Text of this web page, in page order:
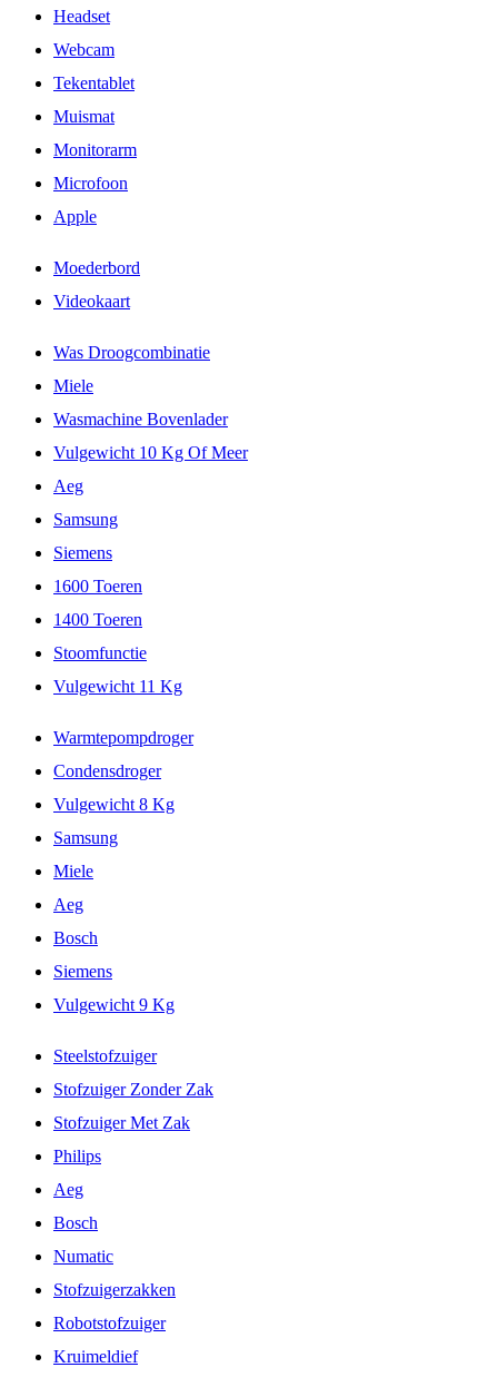
Headset
Webcam
Tekentablet
Muismat
Monitorarm
Microfoon
Apple
Moederbord
Videokaart
Was Droogcombinatie
Miele
Wasmachine Bovenlader
Vulgewicht 10 Kg Of Meer
Aeg
Samsung
Siemens
1600 Toeren
1400 Toeren
Stoomfunctie
Vulgewicht 11 Kg
Warmtepompdroger
Condensdroger
Vulgewicht 8 Kg
Samsung
Miele
Aeg
Bosch
Siemens
Vulgewicht 9 Kg
Steelstofzuiger
Stofzuiger Zonder Zak
Stofzuiger Met Zak
Philips
Aeg
Bosch
Numatic
Stofzuigerzakken
Robotstofzuiger
Kruimeldief